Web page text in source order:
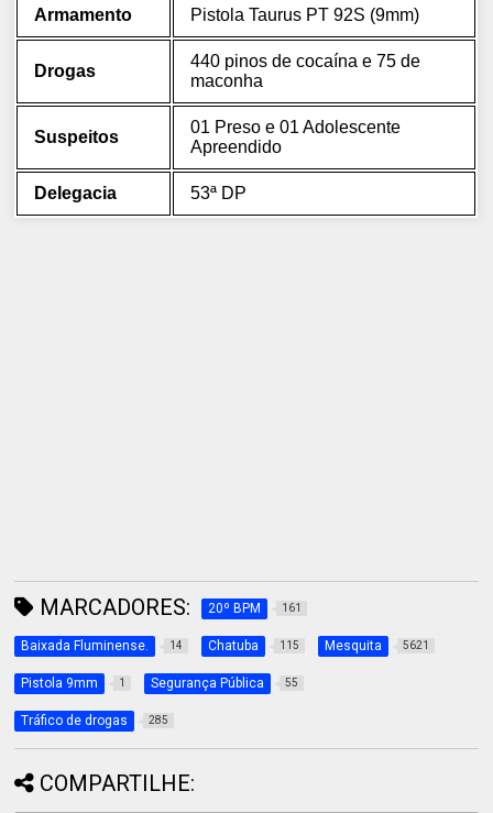
Armamento Pistola Taurus PT 92S (9mm)
Drogas
440 pinos de cocaína e 75 de
maconha
Suspeitos
01 Preso e 01 Adolescente
Apreendido
Delegacia 53ª DP
MARCADORES: 20º BPM 161
Baixada Fluminense. 14 Chatuba 115 Mesquita 5621
Pistola 9mm 1 Segurança Pública 55
Tráfico de drogas 285
COMPARTILHE: